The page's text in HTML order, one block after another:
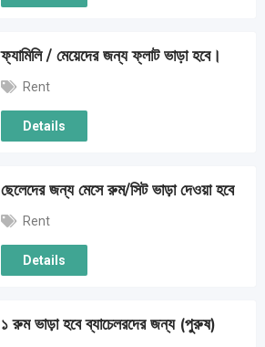
ফ্যামিলি / মেয়েদের জন্য ফ্লাট ভাড়া হবে।
Rent
Details
ছেলেদের জন্য মেসে রুম/সিট ভাড়া দেওয়া হবে
Rent
Details
১ রুম ভাড়া হবে ব্যাচেলরদের জন্য (পুরুষ)